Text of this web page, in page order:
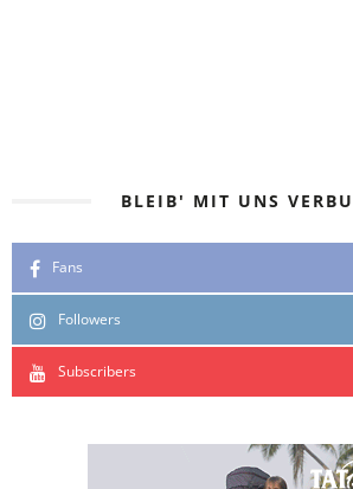
BLEIB' MIT UNS
Fans
Followers
Subscribers